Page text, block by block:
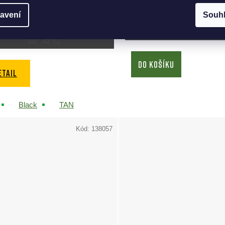
Kód: 138057
Skladem na prodejně
(až –42 %)
Black TAN
Skladem na prodejně(1
500 Kč
DO KOŠÍKU